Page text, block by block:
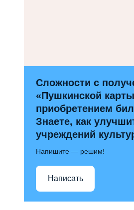
Сложности с
«Пушкинской
приобретением
Знаете, как
учреждений
Напишите — решим!
Написать